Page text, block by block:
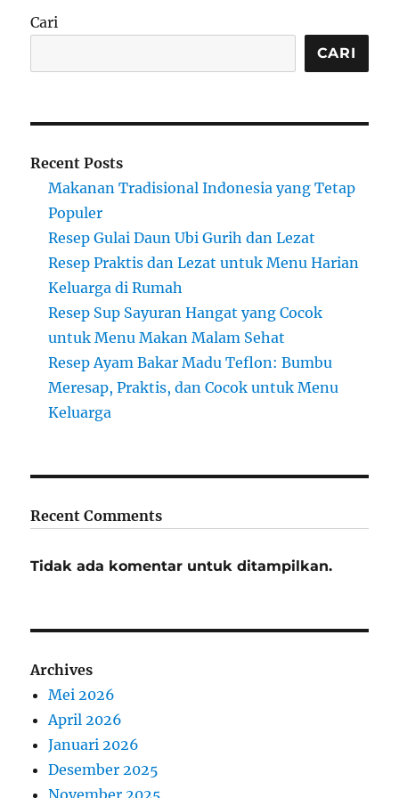
Cari
CARI
Recent Posts
Makanan Tradisional Indonesia yang Tetap
Populer
Resep Gulai Daun Ubi Gurih dan Lezat
Resep Praktis dan Lezat untuk Menu Harian
Keluarga di Rumah
Resep Sup Sayuran Hangat yang Cocok
untuk Menu Makan Malam Sehat
Resep Ayam Bakar Madu Teflon: Bumbu
Meresap, Praktis, dan Cocok untuk Menu
Keluarga
Recent Comments
Tidak ada komentar untuk ditampilkan.
Archives
Mei 2026
April 2026
Januari 2026
Desember 2025
November 2025